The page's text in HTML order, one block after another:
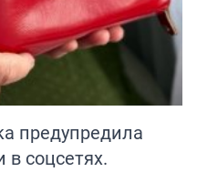
предупредила
в соцсетях.